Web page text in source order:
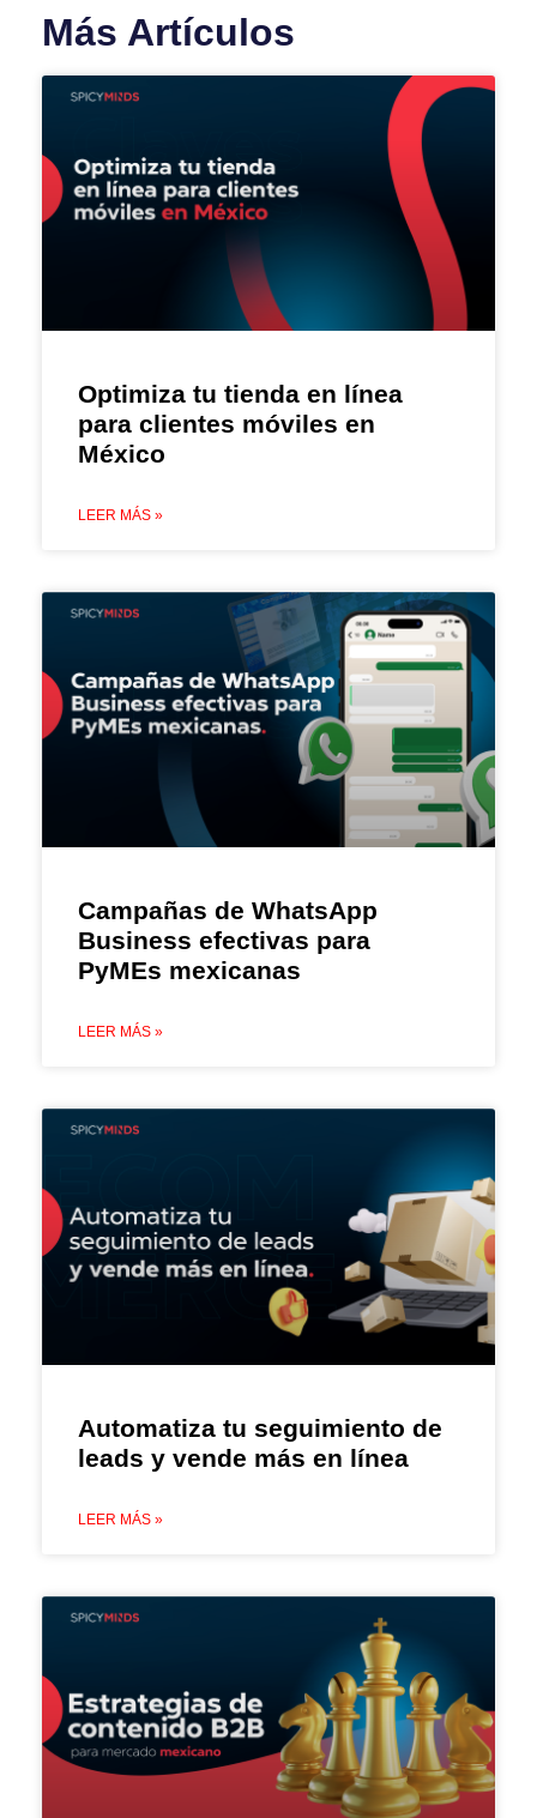
Más Artículos
Optimiza tu tienda en línea
para clientes móviles en
México
LEER MÁS »
Campañas de WhatsApp
Business efectivas para
PyMEs mexicanas
LEER MÁS »
Automatiza tu seguimiento de
leads y vende más en línea
LEER MÁS »